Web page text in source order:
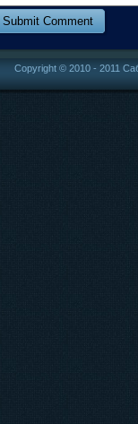
Copyright © 2010 - 2011